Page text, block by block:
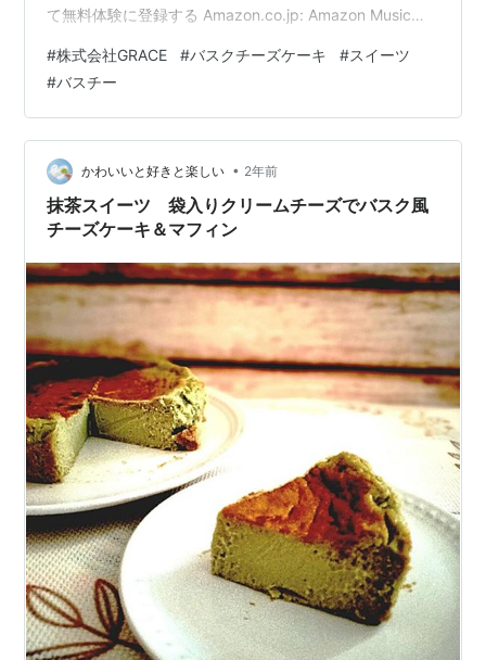
て無料体験に登録する Amazon.co.jp: Amazon Music
い日々の中で、ちょっとしたご褒美やお祝いの気持ちを
込めて、美味しいスイーツを食べたくなることはありま
せんか? そんな時…
#株式会社GRACE #バスクチーズケーキ #スイーツ
#バスチー
かわいいと好きと楽しい • 2年前
抹茶スイーツ 袋入りクリームチーズでバスク風
チーズケーキ＆マフィン